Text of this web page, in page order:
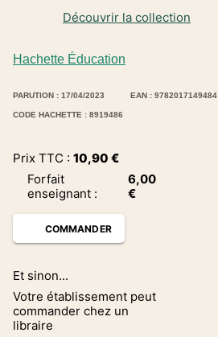
Hachette Éducation
Découvrir la collection
PARUTION : 17/04/2023 EAN : 9782017149484
CODE HACHETTE : 8919486
Prix TTC : 10,90 €
Forfait
enseignant :
6,00
€
COMMANDER
Et sinon...
Votre établissement peut
commander chez un
libraire